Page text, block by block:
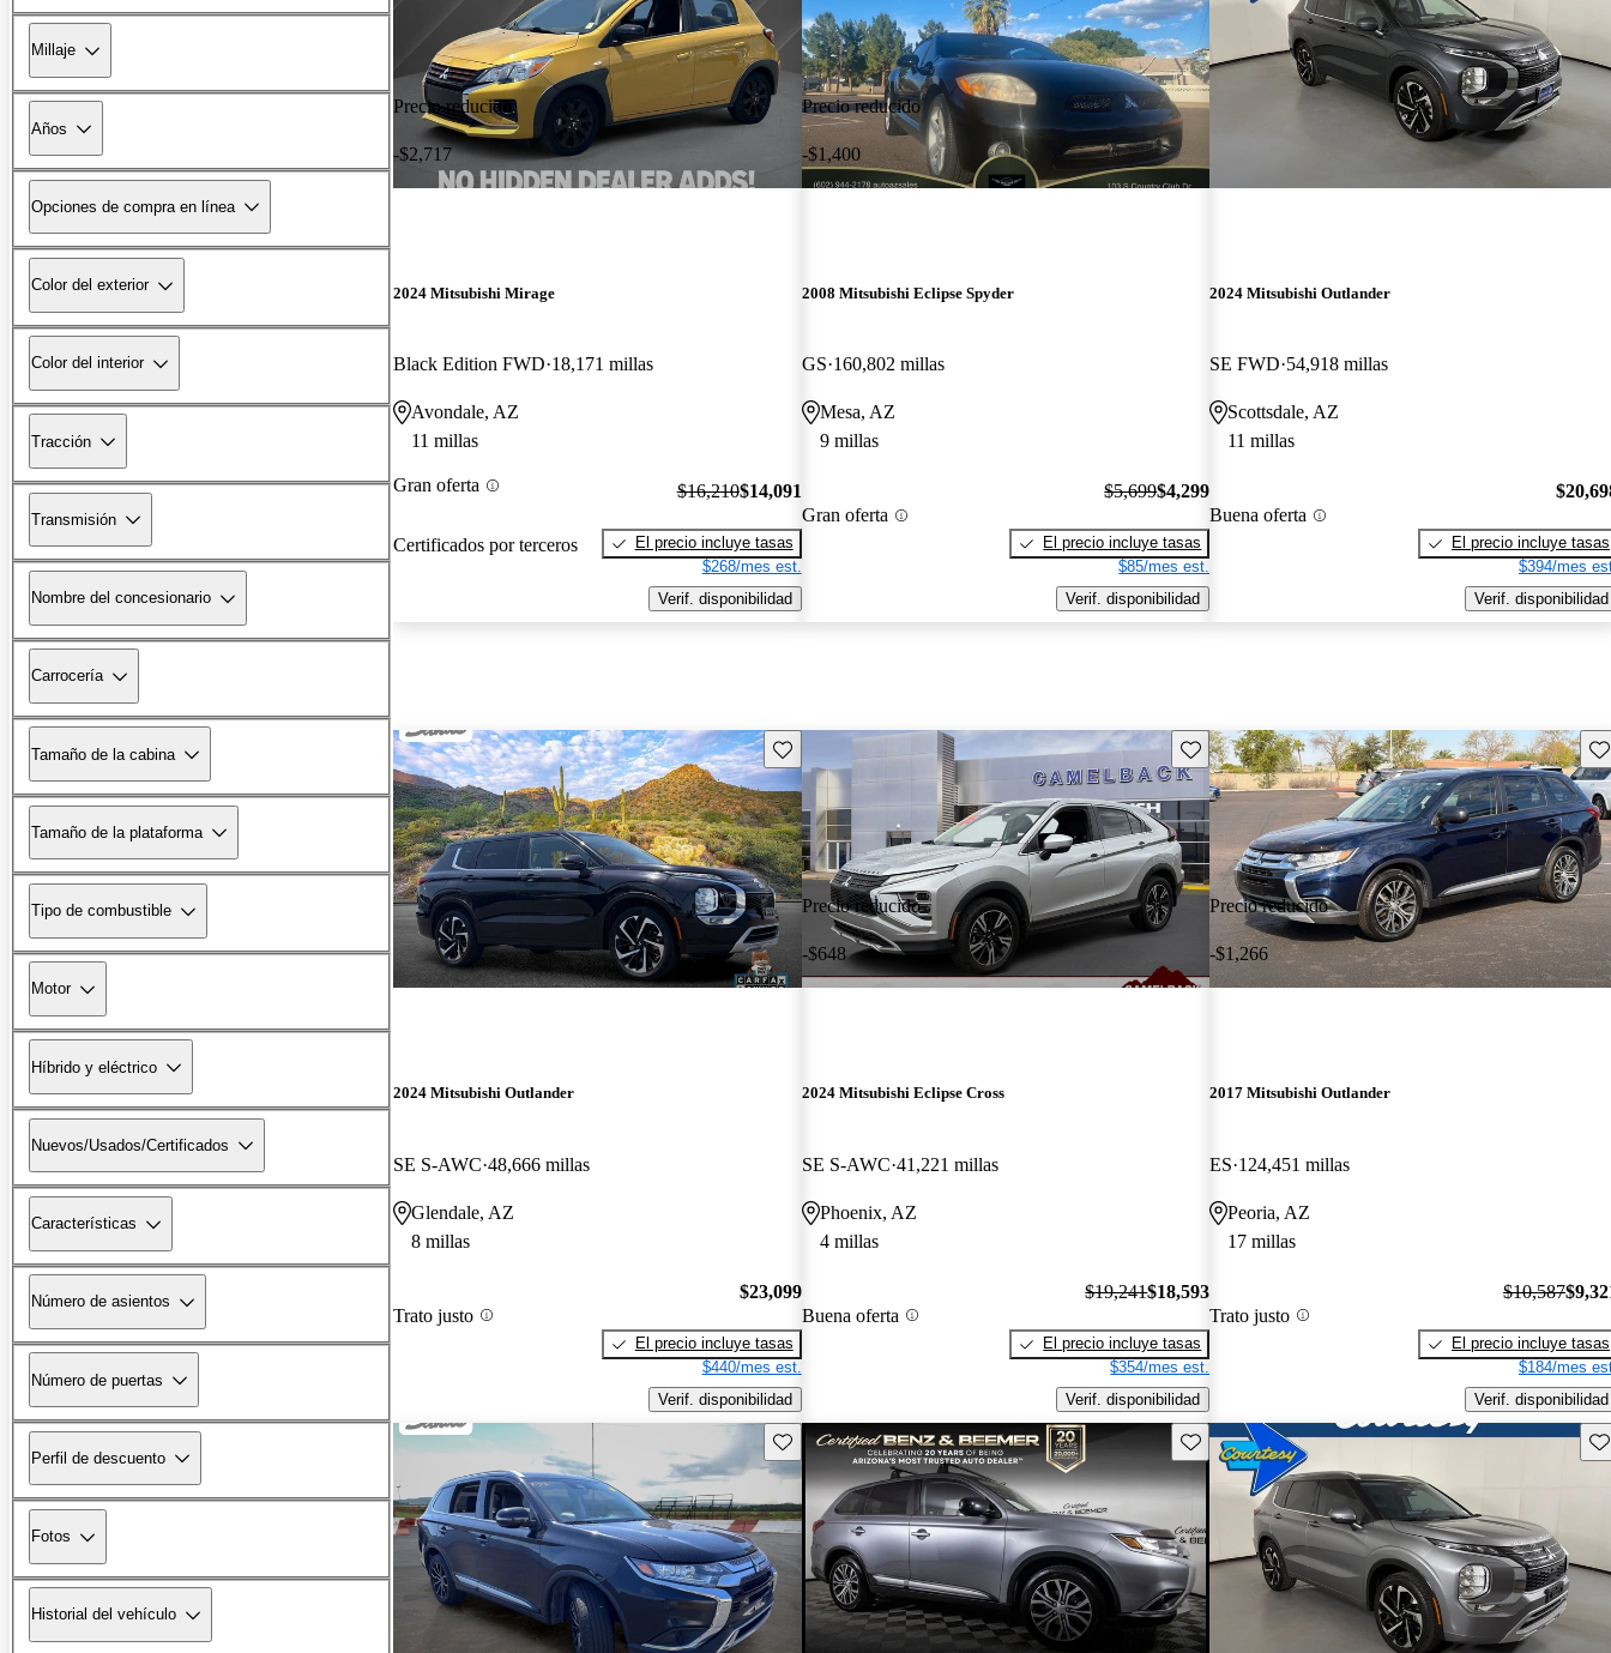
Millaje
Años
Opciones de compra en línea
Color del exterior
Color del interior
Tracción
Transmisión
Nombre del concesionario
Carrocería
Tamaño de la cabina
Tamaño de la plataforma
Tipo de combustible
Motor
Híbrido y eléctrico
Nuevos/Usados/Certificados
Características
Número de asientos
Número de puertas
Perfil de descuento
Fotos
Historial del vehículo
Precio reducido
-$2,717
2024 Mitsubishi Mirage
Black Edition FWD 18,171 millas
Avondale, AZ
11 millas
Gran oferta
Certificados por terceros
$16,210$14,091
El precio incluye tasas
$268/mes est.
Verif. disponibilidad
Precio reducido
-$1,400
2008 Mitsubishi Eclipse Spyder
GS 160,802 millas
Mesa, AZ
9 millas
Gran oferta
$5,699$4,299
El precio incluye tasas
$85/mes est.
Verif. disponibilidad
2024 Mitsubishi Outlander
SE FWD 54,918 millas
Scottsdale, AZ
11 millas
Buena oferta
El precio incluye tasas
$394/mes
Verif. disponibilidad
Guarda este Aviso
2024 Mitsubishi Outlander
SE S-AWC 48,666 millas
Glendale, AZ
8 millas
Trato justo
$23,099
El precio incluye tasas
$440/mes est.
Verif. disponibilidad
Precio reducido
-$648
Guarda este Aviso
2024 Mitsubishi Eclipse Cross
SE S-AWC 41,221 millas
Phoenix, AZ
4 millas
Buena oferta
$19,241$18,593
El precio incluye tasas
$354/mes est.
Verif. disponibilidad
Precio reducido
-$1,266
2017 Mitsubishi Outlander
ES 124,451 millas
Peoria, AZ
17 millas
Trato justo
$10,587
El precio incluye tasas
$184/mes
Verif. disponibilidad
Guarda este Aviso Guarda este Aviso